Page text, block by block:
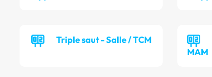
Triple saut - Salle / TCM
MAM